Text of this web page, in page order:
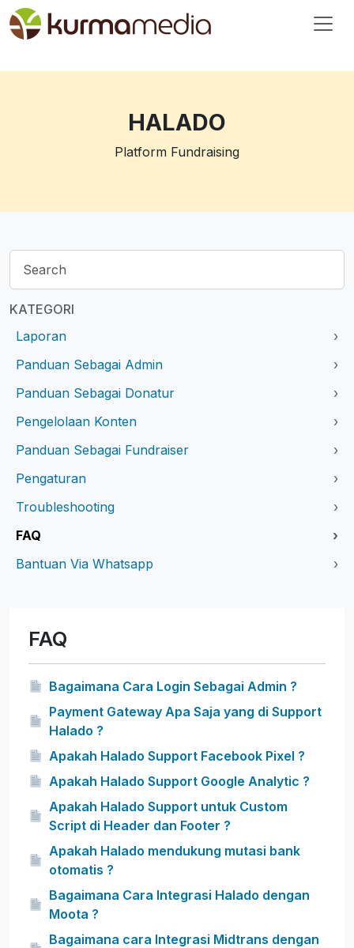
HALADO
Platform Fundraising
KATEGORI
Laporan
›
Panduan Sebagai Admin
›
Panduan Sebagai Donatur
›
Pengelolaan Konten
›
Panduan Sebagai Fundraiser
›
Pengaturan
›
Troubleshooting
›
FAQ
›
Bantuan Via Whatsapp
›
FAQ
Bagaimana Cara Login Sebagai Admin ?
Payment Gateway Apa Saja yang di Support
Halado ?
Apakah Halado Support Facebook Pixel ?
Apakah Halado Support Google Analytic ?
Apakah Halado Support untuk Custom
Script di Header dan Footer ?
Apakah Halado mendukung mutasi bank
otomatis ?
Bagaimana Cara Integrasi Halado dengan
Moota ?
Bagaimana cara Integrasi Midtrans dengan